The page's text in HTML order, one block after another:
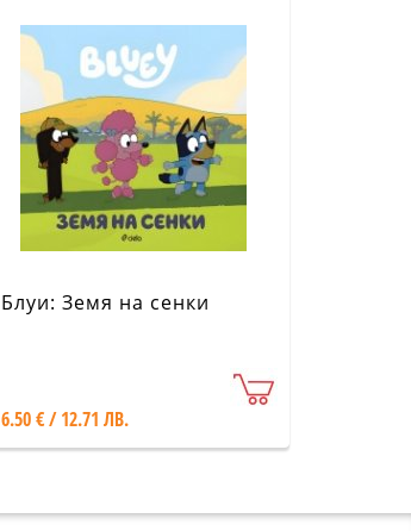
Блуи: Земя на сенки
6.50 € / 12.71 ЛВ.